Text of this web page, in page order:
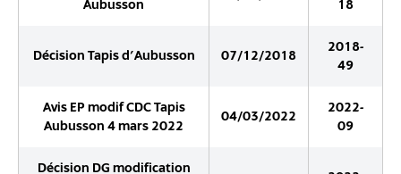
Aubusson
18
Décision Tapis d'Aubusson 07/12/2018
2018-
49
Avis EP modif CDC Tapis
Aubusson 4 mars 2022
04/03/2022
2022-
09
Décision DG modification